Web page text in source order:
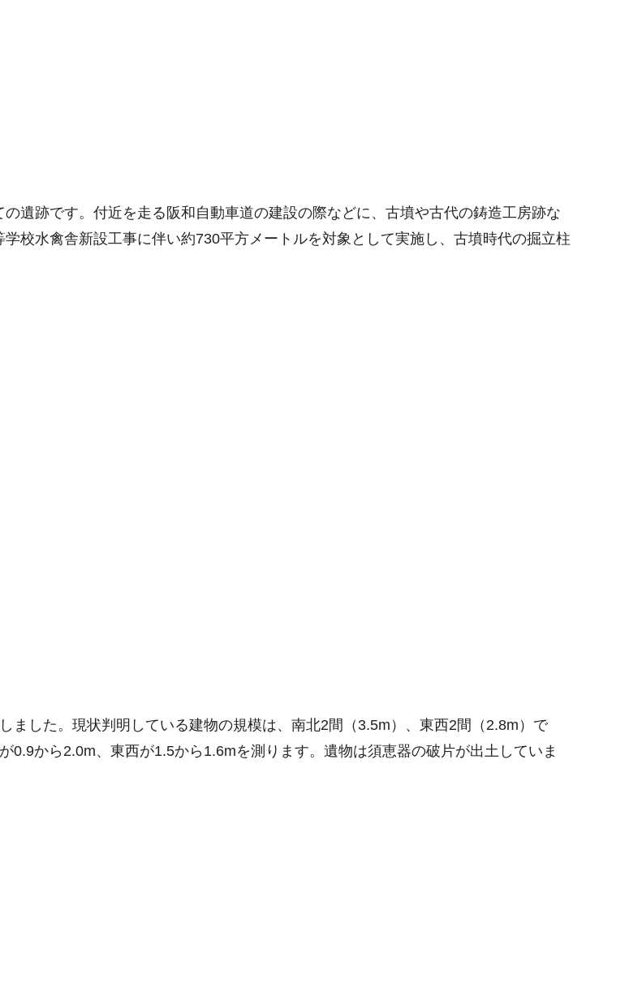
遺跡です。付近を走る阪和自動車道の建設の際などに、古墳や古代の鋳造工房跡な
校水禽舎新設工事に伴い約730平方メートルを対象として実施し、古墳時代の掘立柱
ました。現状判明している建物の規模は、南北2間（3.5m）、東西2間（2.8m）で
から2.0m、東西が1.5から1.6mを測ります。遺物は須恵器の破片が出土していま